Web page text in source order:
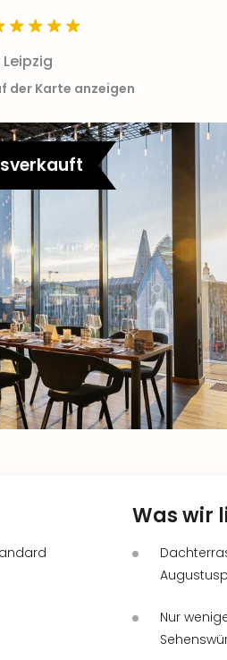
der Karte anzeigen
Was wir
Nur